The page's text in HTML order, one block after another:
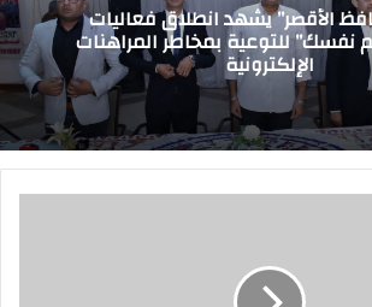
الأقصر” يشهد انطلاق فعاليات
نفسك” للتوعية بمخاطر المراهنات
الإلكترونية